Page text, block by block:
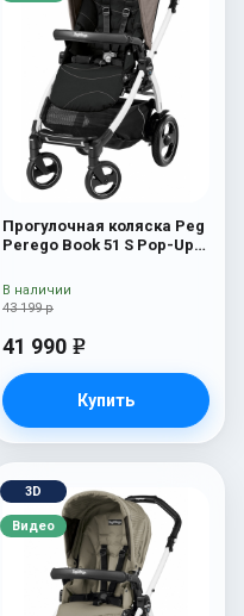
Прогулочная коляска Peg
Perego Book 51 S Pop-Up
White/Black) Bloom Beige
43 199 р
41 990 e
Купить
В наличии
3D
Видео